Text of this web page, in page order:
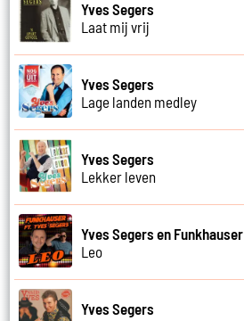
Yves Segers
Laat mij vrij
Yves Segers
Lage landen medley
Yves Segers
Lekker leven
Yves Segers en Funkhauser
Leo
Yves Segers